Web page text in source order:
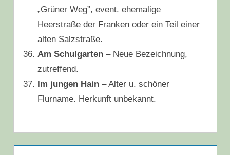
„Grüner Weg”, event. ehemalige
Heerstraße der Franken oder ein Teil einer
alten Salzstraße.
Am Schulgarten – Neue Bezeichnung,
zutreffend.
Im jungen Hain – Alter u. schöner
Flurname. Herkunft unbekannt.